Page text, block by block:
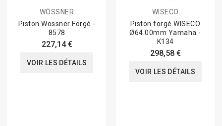
WÖSSNER
Piston Wossner Forgé -
8578
227,14 €
VOIR LES DÉTAILS
WISECO
Piston forgé WISECO
Ø64.00mm Yamaha -
K134
298,58 €
VOIR LES DÉTAILS